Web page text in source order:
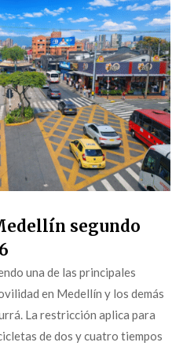
segundo
una de las principales
en Medellín y los demás
La restricción aplica para
de dos y cuatro tiempos